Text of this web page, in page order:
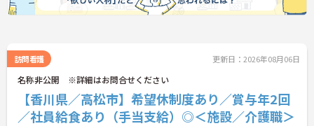
訪問看護 更新日：2026年08月06日
名称非公開 ※詳細はお問合せください
【香川県／高松市】希望休制度あり／賞与年2回
／社員給食あり（手当支給）◎＜施設／介護職＞